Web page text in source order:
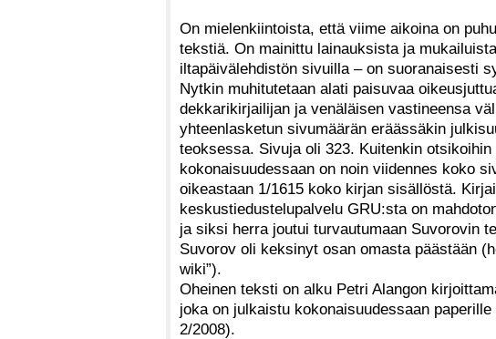
On mielenkiintoista, että viime aikoina on
tekstiä. On mainittu lainauksista ja
iltapäivälehdistön sivuilla – on suoranaisesti
Nytkin muhitutetaan alati paisuvaa
dekkarikirjailijan ja venäläisen vastineensa
yhteenlasketun sivumäärän eräässäkin
teoksessa. Sivuja oli 323. Kuitenkin
kokonaisuudessaan on noin viidennes koko
oikeastaan 1/1615 koko kirjan sisällöstä.
keskustiedustelupalvelu GRU:sta on
ja siksi herra joutui turvautumaan Suvorovin
Suvorov oli keksinyt osan omasta päästään
wiki”).
Oheinen teksti on alku Petri Alangon
joka on julkaistu kokonaisuudessaan
2/2008).